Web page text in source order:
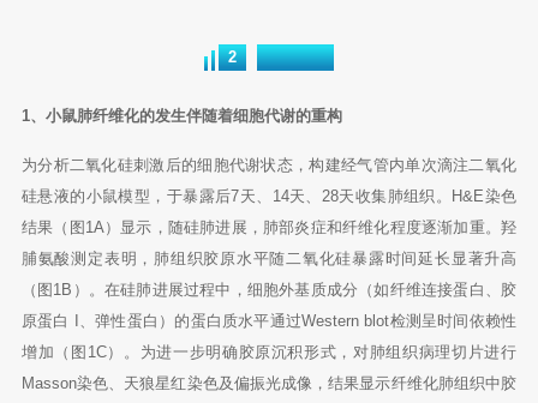
2 研究结果
1、小鼠肺纤维化的发生伴随着细胞代谢的重构
为分析二氧化硅刺激后的细胞代谢状态，构建经气管内单次滴注二氧化
硅悬液的小鼠模型，于暴露后7天、14天、28天收集肺组织。H&E染色
结果（图1A）显示，随硅肺进展，肺部炎症和纤维化程度逐渐加重。羟
脯氨酸测定表明，肺组织胶原水平随二氧化硅暴露时间延长显著升高
（图1B）。在硅肺进展过程中，细胞外基质成分（如纤维连接蛋白、胶
原蛋白 I、弹性蛋白）的蛋白质水平通过Western blot检测呈时间依赖性
增加（图1C）。为进一步明确胶原沉积形式，对肺组织病理切片进行
Masson染色、天狼星红染色及偏振光成像，结果显示纤维化肺组织中胶